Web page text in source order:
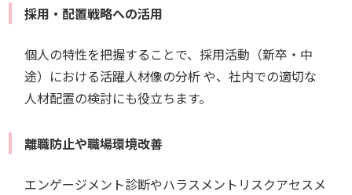
採用・配置戦略への活用
個人の特性を把握することで、採用活動（新卒・中
途）における活躍人材像の分析 や、社内での適切な
人材配置の検討にも役立ちます。
離職防止や職場環境改善
エンゲージメント診断やハラスメントリスクアセスメ